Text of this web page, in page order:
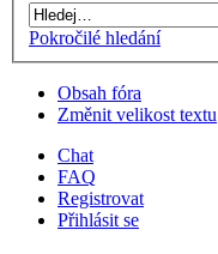
Pokročilé hledání
Obsah fóra
Změnit velikost textu
Chat
FAQ
Registrovat
Přihlásit se